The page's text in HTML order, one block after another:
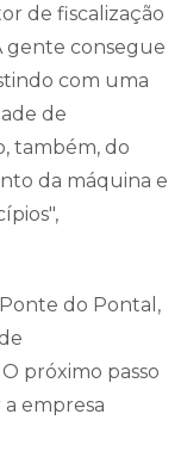
de fiscalização
gente consegue
com uma
de
também, do
da máquina e
do Pontal,
próximo passo
empresa